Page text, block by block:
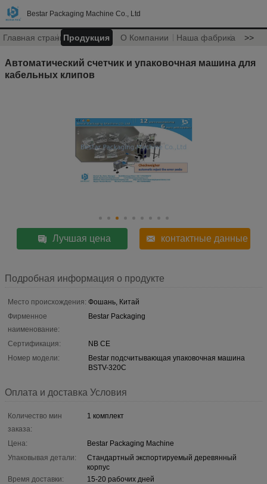
Bestar Packaging Machine Co., Ltd
Главная страницаПродукция О Компании Наша фабрика >>
Автоматический счетчик и упаковочная машина для
кабельных клипов
Лучшая цена контактные данные
Подробная информация о продукте
Место происхождения: Фошань, Китай
Фирменное
наименование:
Bestar Packaging
Сертификация:
NB CE
Номер модели:
Bestar подсчитывающая упаковочная машина
BSTV-320C
Оплата и доставка Условия
Количество мин
заказа:
1 комплект
Цена:
Bestar Packaging Machine
Упаковывая детали:
Стандартный экспортируемый деревянный
корпус
Время доставки:
15-20 рабочих дней